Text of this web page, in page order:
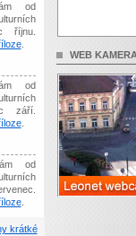
od
říjnu.
.
od
září.
.
od
.
krátké
WEB KAMERA